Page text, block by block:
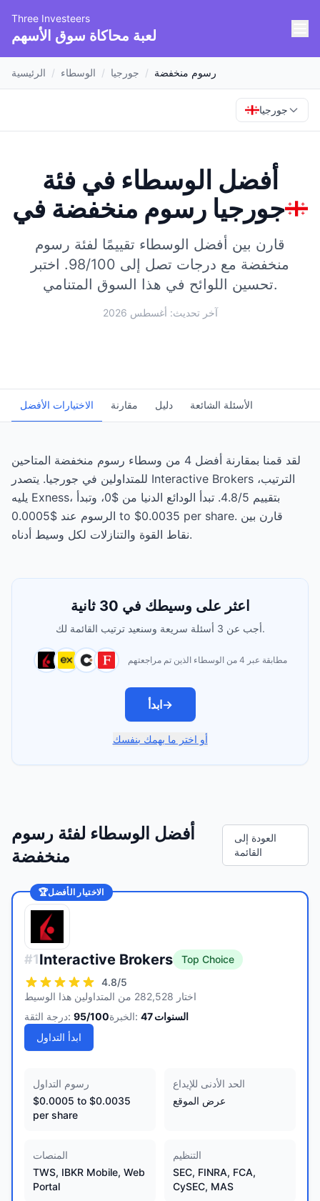
Three Investeers
لعبة محاكاة سوق الأسهم
الرئيسية / الوسطاء / جورجيا / رسوم منخفضة
جورجيا
أفضل الوسطاء في فئة
رسوم منخفضة جورجيا
قارن بين أفضل الوسطاء تقييمًا لفئة رسوم
منخفضة مع درجات تصل إلى 98/100.
اختبر
تحسين اللوائح في هذا السوق المتنامي.
آخر تحديث: أغسطس 2026
الاختيارات الأفضل مقارنة دليل الأسئلة الشائعة
لقد قمنا بمقارنة أفضل 4 من وسطاء رسوم منخفضة المتاحين
للمتداولين في جورجيا. يتصدر Interactive Brokers الترتيب،
يليه Exness، بتقييم 4.8/5. تبدأ الودائع الدنيا من $0، وتبدأ
الرسوم عند $0.0005 to $0.0035 per share. قارن بين
نقاط القوة والتنازلات لكل وسيط أدناه.
اعثر على وسيطك في 30 ثانية
أجب عن 3 أسئلة سريعة وسنعيد ترتيب القائمة لك.
مطابقة عبر 4 من الوسطاء الذين تم مراجعتهم
ابدأ→
أو اختر ما يهمك بنفسك
أفضل الوسطاء لفئة رسوم
منخفضة
العودة إلى
القائمة
🏆الاختيار الأفضل
#1Interactive Brokers
Top Choice
4.8/5
اختار 282,528 من المتداولين هذا الوسيط
درجة الثقة: 95/100 الخبرة: 47 السنوات
ابدأ التداول
رسوم التداول
$0.0005 to $0.0035
per share
الحد الأدنى للإيداع
عرض الموقع
المنصات
TWS, IBKR Mobile, Web
Portal
التنظيم
SEC, FINRA, FCA,
CySEC, MAS